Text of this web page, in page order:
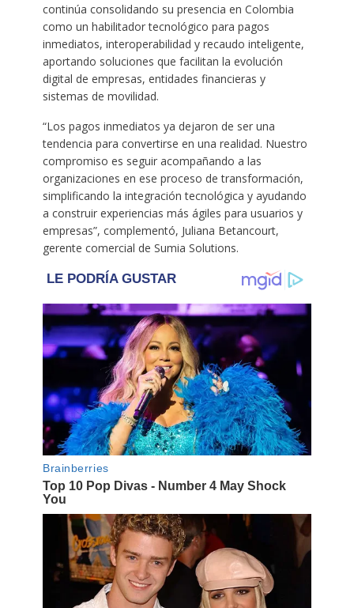
continúa consolidando su presencia en Colombia
como un habilitador tecnológico para pagos
inmediatos, interoperabilidad y recaudo inteligente,
aportando soluciones que facilitan la evolución
digital de empresas, entidades financieras y
sistemas de movilidad.
“Los pagos inmediatos ya dejaron de ser una
tendencia para convertirse en una realidad. Nuestro
compromiso es seguir acompañando a las
organizaciones en ese proceso de transformación,
simplificando la integración tecnológica y ayudando
a construir experiencias más ágiles para usuarios y
empresas”, complementó, Juliana Betancourt,
gerente comercial de Sumia Solutions.